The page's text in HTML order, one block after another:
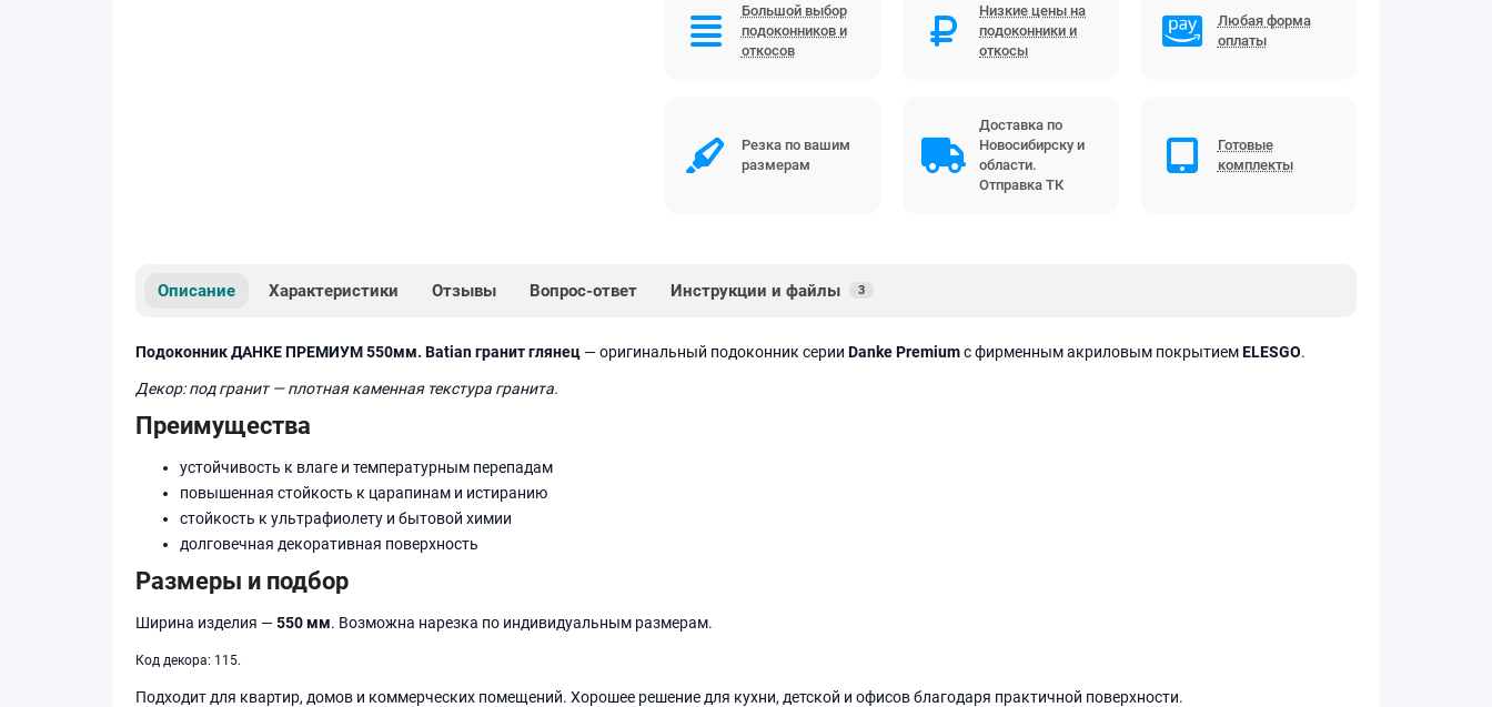
Большой выбор
подоконников и
откосов
Низкие цены на
подоконники и
откосы
Любая форма
оплаты
Резка по вашим
размерам
Доставка по
Новосибирску и
области.
Отправка ТК
Готовые
комплекты
Описание Характеристики Отзывы Вопрос-ответ Инструкции и файлы 3
Подоконник ДАНКЕ ПРЕМИУМ 550мм. Batian гранит глянец — оригинальный подоконник серии Danke Premiumс фирменным акриловым покрытиемELESGO.
Декор: под гранит — плотная каменная текстура гранита.
Преимущества
устойчивость к влаге и температурным перепадам
повышенная стойкость к царапинам и истиранию
стойкость к ультрафиолету и бытовой химии
долговечная декоративная поверхность
Размеры и подбор
Ширина изделия —550 мм. Возможна нарезка по индивидуальным размерам.
Код декора: 115.
Подходит для квартир, домов и коммерческих помещений. Хорошее решение для кухни, детской и офисов благодаря практичной поверхности.